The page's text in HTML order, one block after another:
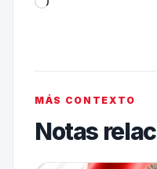
MÁS CONTEXTO
Notas